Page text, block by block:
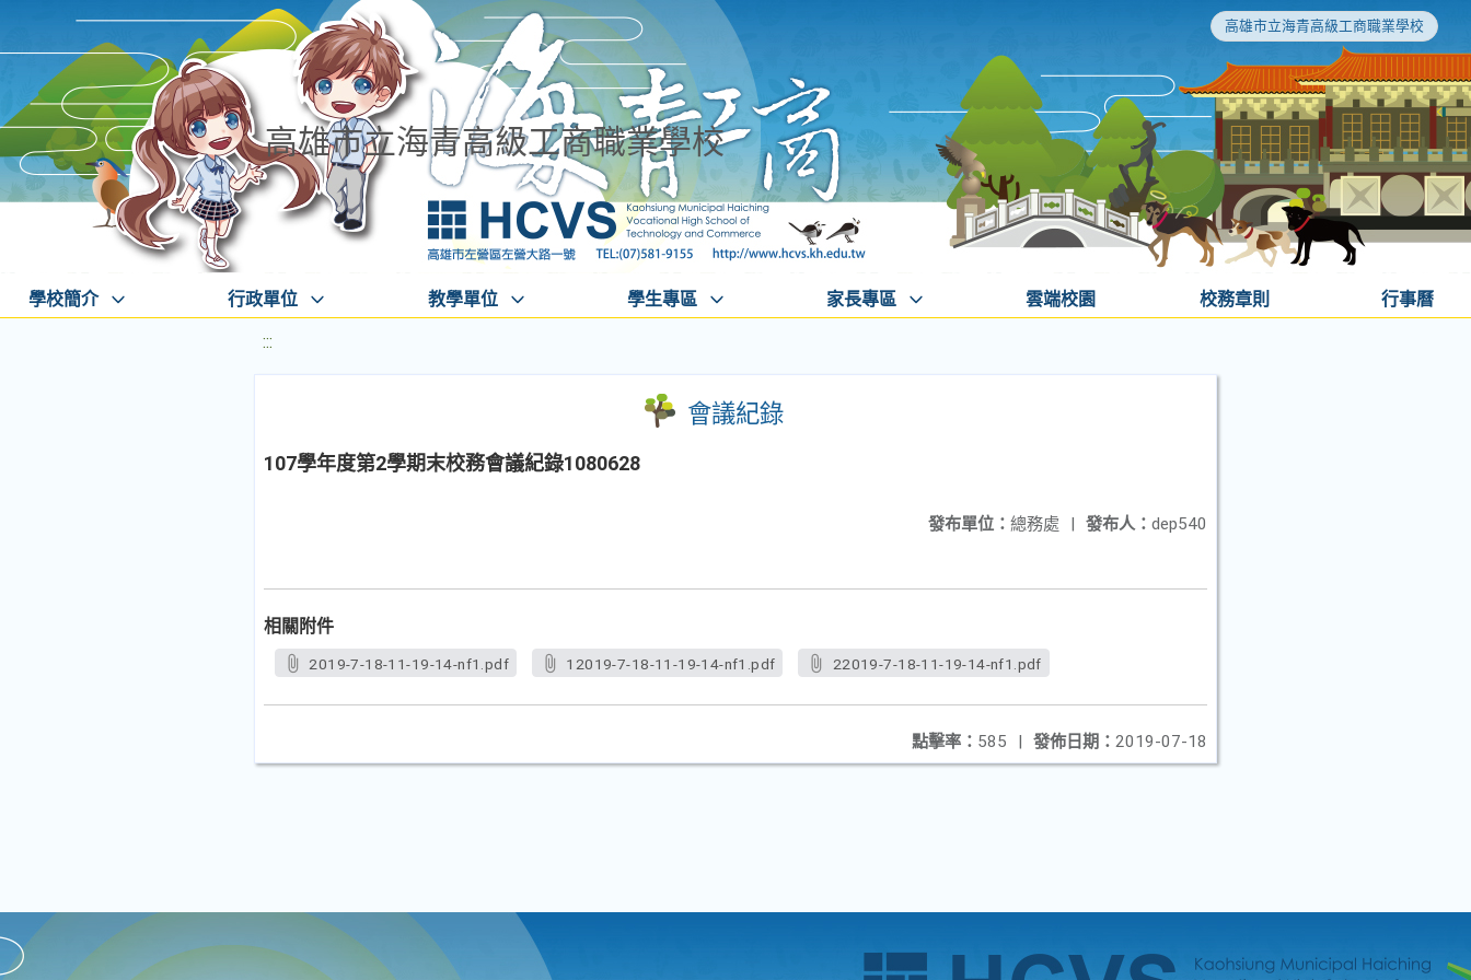
高雄市立海青高級工商職業學校
高雄市立海青高級工商職業學校
學校簡介 行政單位 教學單位 學生專區 家長專區 雲端校園 校務章則 行事曆
:::
會議紀錄
107學年度第2學期末校務會議紀錄1080628
發布人： dep540
發布單位： 總務處 |
相關附件
2019-7-18-11-19-14-nf1.pdf 12019-7-18-11-19-14-nf1.pdf 22019-7-18-11-19-14-nf1.pdf
發佈日期： 2019-07-18
點擊率： 585 |